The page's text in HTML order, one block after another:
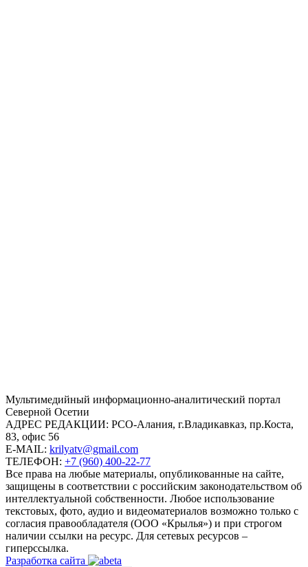
Mультимедийный информационно-аналитический портал
Северной Осетии
АДРЕС РЕДАКЦИИ: РСО-Алания, г.Владикавказ, пр.Коста,
83, офис 56
E-MAIL: krilyatv@gmail.com
ТЕЛЕФОН: +7 (960) 400-22-77
Все права на любые материалы, опубликованные на сайте,
защищены в соответствии с российским законодательством об
интеллектуальной собственности. Любое использование
текстовых, фото, аудио и видеоматериалов возможно только с
согласия правообладателя (ООО «Крылья») и при строгом
наличии ссылки на ресурс. Для сетевых ресурсов –
гиперссылка.
Разработка сайта